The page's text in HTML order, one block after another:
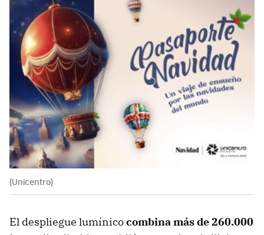
(Unicentro)
El despliegue lumínicocombina más de 260.000